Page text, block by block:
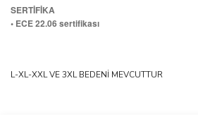
SERTİFİKA
• ECE 22.06 sertifikası
L-XL-XXL VE 3XL BEDENİ MEVCUTTUR